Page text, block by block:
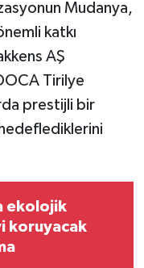
Mudanya,
katkı
AŞ
Tirilye
prestijli bir
ekolojik
koruyacak